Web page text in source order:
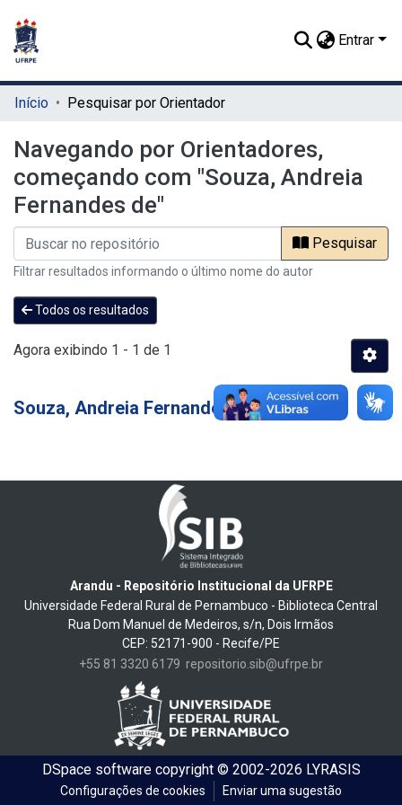
Entrar
Início Pesquisar por Orientador
Navegando por Orientadores,
começando com "Souza, Andreia
Fernandes de"
Pesquisar
Filtrar resultados informando o último nome do autor
Todos os resultados
Agora exibindo 1 - 1 de 1
Souza, Andreia Fernandes de 20
Arandu - Repositório Institucional da UFRPE
Universidade Federal Rural de Pernambuco - Biblioteca Central
Rua Dom Manuel de Medeiros, s/n, Dois Irmãos
CEP: 52171-900 - Recife/PE
+55 81 3320 6179 repositorio.sib@ufrpe.br
DSpace softwarecopyright © 2002-2026 LYRASIS
Configurações de cookies Enviar uma sugestão